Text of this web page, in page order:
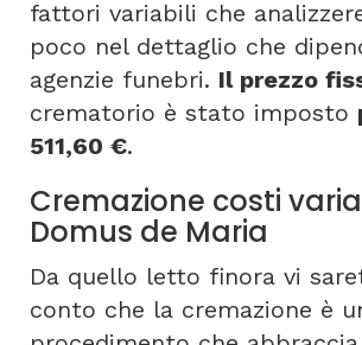
fattori variabili che
poco nel dettaglio che
agenzie funebri. Il prezzo
crematorio è stato imposto
511,60 €.
Cremazione costi
Domus de Maria
Da quello letto finora vi
conto che la cremazione è